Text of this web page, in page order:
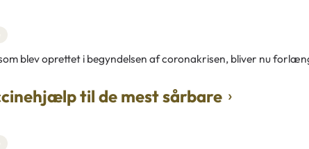
blev oprettet i begyndelsen af coronakrisen, bliver nu
til de mest sårbare